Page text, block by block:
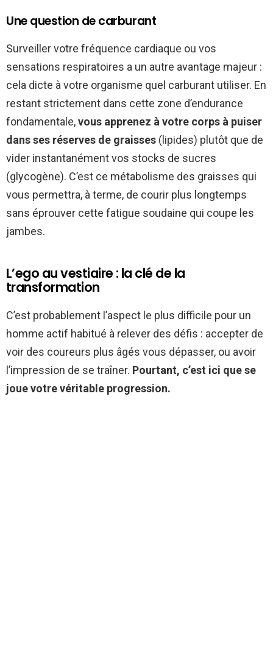
Une question de carburant
Surveiller votre fréquence cardiaque ou vos
sensations respiratoires a un autre avantage majeur :
cela dicte à votre organisme quel carburant utiliser. En
restant strictement dans cette zone d’endurance
fondamentale,vous apprenez à votre corps à puiser
dans ses réserves de graisses (lipides) plutôt que de
vider instantanément vos stocks de sucres
(glycogène). C’est ce métabolisme des graisses qui
vous permettra, à terme, de courir plus longtemps
sans éprouver cette fatigue soudaine qui coupe les
jambes.
L’ego au vestiaire : la clé de la
transformation
C’est probablement l’aspect le plus difficile pour un
homme actif habitué à relever des défis : accepter de
voir des coureurs plus âgés vous dépasser, ou avoir
l’impression de se traîner. Pourtant, c’est ici que se
joue votre véritable progression.